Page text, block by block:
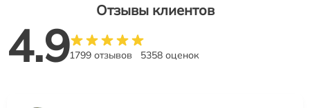
Отзывы клиентов
4.91799 отзывов 5358 оценок